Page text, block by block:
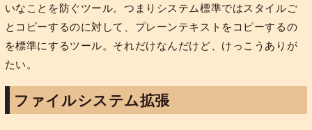
いなことを防ぐツール。つまりシステム標準ではスタイルご
とコピーするのに対して、プレーンテキストをコピーするの
を標準にするツール。それだけなんだけど、けっこうありが
たい。
ファイルシステム拡張